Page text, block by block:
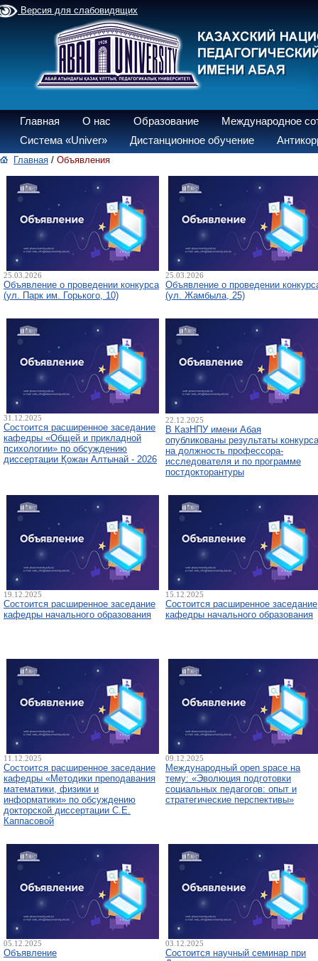
Версия для слабовидящих
Главная О нас Образование
Международное
Система «Univer»
Дистанционное обучение
Главная / Объявления
25.03.2026
Объявление о проведении конкурса
(ул. Парк им. Горького, 10)
25.03.2026
Объявление о проведении
(ул. Жамбыла, 25)
31.12.2025
Состоится расширенное заседание
кафедры «Общей и прикладной
психологии» по обсуждению
диссертации Қожан Алтынай - 2026
22.12.2025
В КазНПУ имени Абая
опубликованы результаты конкурса
на должность профессора-
исследователя и по программе
постдокторантуры
19.12.2025
Состоится расширенное заседание
кафедры начального образования
15.12.2025
Состоится расширенное заседание
кафедры начального образования
11.12.2025
Состоится расширенное заседание
кафедры «Методики преподавания
математики, физики и
информатики» по обсуждению
докторской диссертации С.Е.
Каппасовой
09.12.2025
Международный open space на
тему: «Эволюция подготовки
социальных педагогов: опыт и
стратегические перспективы»
05.12.2025
Объявление
03.12.2025
Состоится научный семинар при